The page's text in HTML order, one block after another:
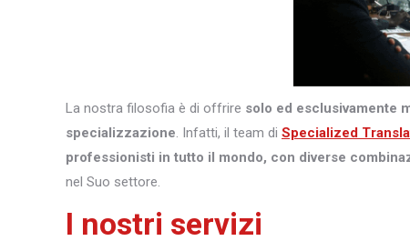
La nostra filosofia è di offrire solo ed esclusivamente
specializzazione . Infatti, il team di Specialized
professionisti in tutto il mondo, con diverse
nel Suo settore.
I nostri servizi